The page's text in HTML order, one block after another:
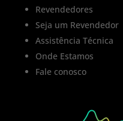
Revendedores
Seja um Revendedor
Assistência Técnica
Onde Estamos
Fale conosco